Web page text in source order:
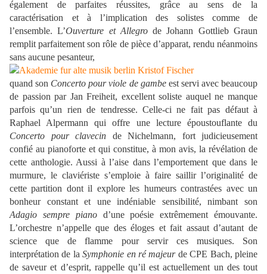
également de parfaites réussites, grâce au sens de la
caractérisation et à l’implication des solistes comme de
l’ensemble. L’Ouverture et Allegrode Johann Gottlieb Graun
remplit parfaitement son rôle de pièce d’apparat, rendu néanmoins
sans aucune pesanteur,
quand son Concerto pour viole de gambeest servi avec beaucoup
de passion par Jan Freiheit, excellent soliste auquel ne manque
parfois qu’un rien de tendresse. Celle-ci ne fait pas défaut à
Raphael Alpermann qui offre une lecture époustouflante du
Concerto pour clavecin de Nichelmann, fort judicieusement
confié au pianoforte et qui constitue, à mon avis, la révélation de
cette anthologie. Aussi à l’aise dans l’emportement que dans le
murmure, le claviériste s’emploie à faire saillir l’originalité de
cette partition dont il explore les humeurs contrastées avec un
bonheur constant et une indéniable sensibilité, nimbant son
Adagio sempre pianod’une poésie extrêmement émouvante.
L’orchestre n’appelle que des éloges et fait assaut d’autant de
science que de flamme pour servir ces musiques. Son
interprétation de laSymphonie en ré majeurde CPE Bach, pleine
de saveur et d’esprit, rappelle qu’il est actuellement un des tout